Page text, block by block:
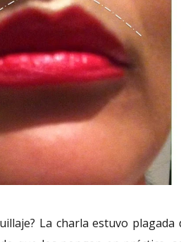
La charla estuvo plagada